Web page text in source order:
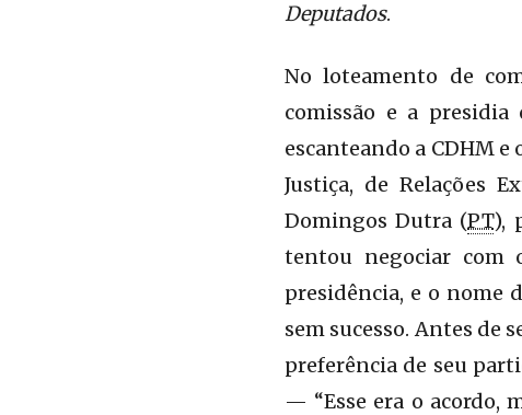
Deputados.
No loteamento de
comissão e a presidia
escanteando a CDHM
Justiça, de Relações
Domingos Dutra (PT),
tentou negociar com
presidência, e o nome
sem sucesso. Antes de
preferência de seu
— “Esse era o acordo,